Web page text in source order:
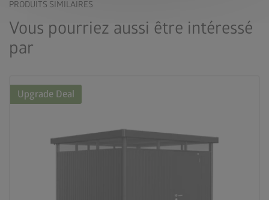
PRODUITS SIMILAIRES
Vous pourriez aussi être intéressé
par
Upgrade Deal